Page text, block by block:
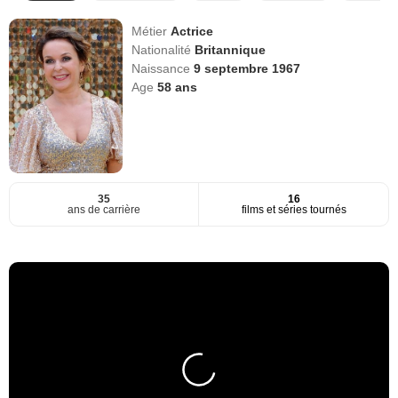
MétierActrice
Nationalité Britannique
Naissance9 septembre 1967
Age58 ans
35
ans de carrière
16
films et séries tournés